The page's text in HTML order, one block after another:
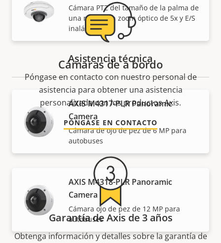
Cámara PTZ del tamaño de la palma de
una mano con zoom óptico de 5x y E/S
inalámbrica
Cámaras de a bordo
AXIS M4317-PLR Panoramic
Camera
Cámara de ojo de pez de 6 MP para
autobuses
AXIS M4318-PLR Panoramic
Camera
Cámara ojo de pez de 12 MP para
autobuses
Asistencia técnica
Póngase en contacto con nuestro personal de
asistencia para obtener una asistencia
personalizada con los productos Axis.
PÓNGASE EN CONTACTO
Garantía de Axis de 3 años
Obtenga información y detalles sobre la garantía de